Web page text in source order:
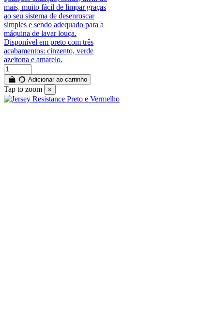
mais, muito fácil de limpar graças
ao seu sistema de desenroscar
simples e sendo adequado para a
máquina de lavar louça.
Disponível em preto com três
acabamentos: cinzento, verde
azeitona e amarelo.
Adicionar ao carrinho
Tap to zoom ×